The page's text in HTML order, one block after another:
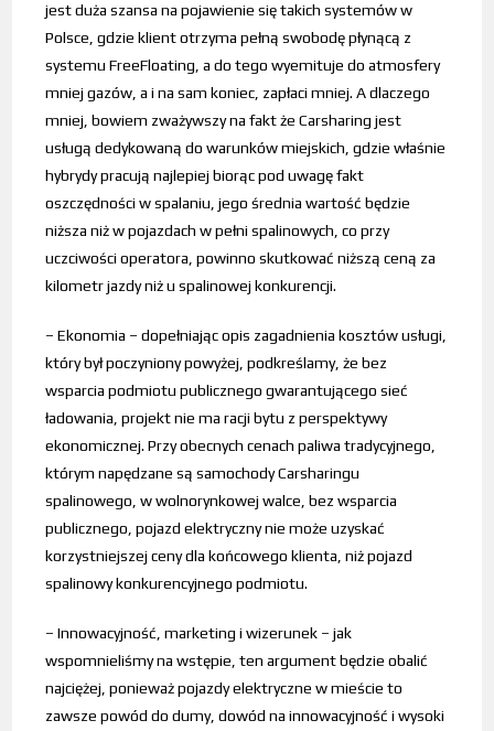
jest duża szansa na pojawienie się takich systemów w
Polsce, gdzie klient otrzyma pełną swobodę płynącą z
systemu FreeFloating, a do tego wyemituje do atmosfery
mniej gazów, a i na sam koniec, zapłaci mniej. A dlaczego
mniej, bowiem zważywszy na fakt że Carsharing jest
usługą dedykowaną do warunków miejskich, gdzie właśnie
hybrydy pracują najlepiej biorąc pod uwagę fakt
oszczędności w spalaniu, jego średnia wartość będzie
niższa niż w pojazdach w pełni spalinowych, co przy
uczciwości operatora, powinno skutkować niższą ceną za
kilometr jazdy niż u spalinowej konkurencji.
– Ekonomia – dopełniając opis zagadnienia kosztów usługi,
który był poczyniony powyżej, podkreślamy, że bez
wsparcia podmiotu publicznego gwarantującego sieć
ładowania, projekt nie ma racji bytu z perspektywy
ekonomicznej. Przy obecnych cenach paliwa tradycyjnego,
którym napędzane są samochody Carsharingu
spalinowego, w wolnorynkowej walce, bez wsparcia
publicznego, pojazd elektryczny nie może uzyskać
korzystniejszej ceny dla końcowego klienta, niż pojazd
spalinowy konkurencyjnego podmiotu.
– Innowacyjność, marketing i wizerunek – jak
wspomnieliśmy na wstępie, ten argument będzie obalić
najciężej, ponieważ pojazdy elektryczne w mieście to
zawsze powód do dumy, dowód na innowacyjność i wysoki